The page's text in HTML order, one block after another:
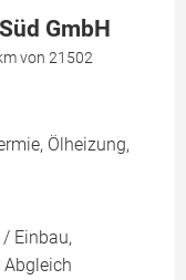
GmbH
von 21502
Ölheizung,
Einbau,